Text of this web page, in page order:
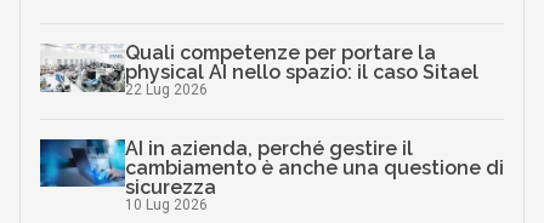
Quali competenze per portare la
physical AI nello spazio: il caso Sitael
22 Lug 2026
AI in azienda, perché gestire il
cambiamento è anche una questione di
sicurezza
10 Lug 2026